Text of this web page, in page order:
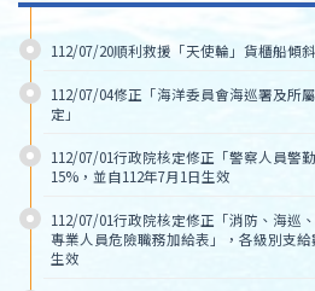
112/07/20順利救援「天使輪」貨櫃船傾
112/07/04修正「海洋委員會海巡署及所
定」
112/07/01行政院核定修正「警察人員警
15%，並自112年7月1日生效
112/07/01行政院核定修正「消防、海巡
專業人員危險職務加給表」，各級別支
生效